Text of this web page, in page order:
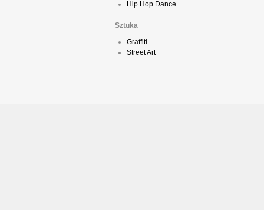
Hip Hop Dance
Sztuka
Graffiti
Street Art